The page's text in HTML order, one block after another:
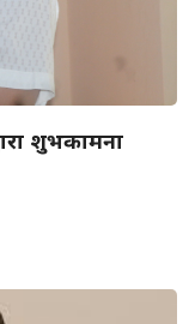
शुभकामना